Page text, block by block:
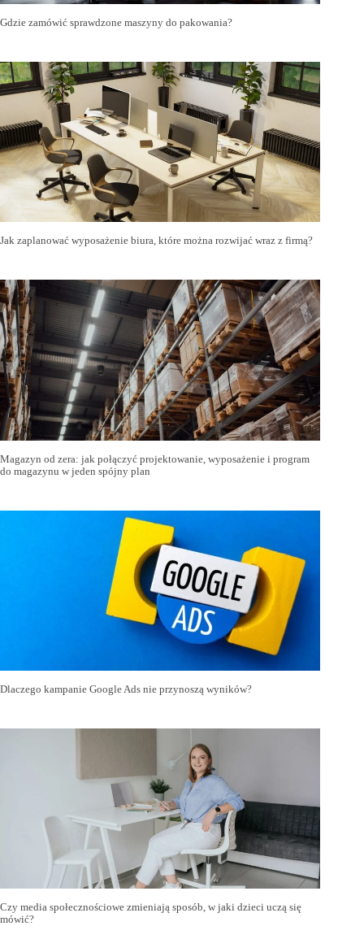
Gdzie zamówić sprawdzone maszyny do pakowania?
Jak zaplanować wyposażenie biura, które można rozwijać wraz z firmą?
Magazyn od zera: jak połączyć projektowanie, wyposażenie i program
do magazynu w jeden spójny plan
Dlaczego kampanie Google Ads nie przynoszą wyników?
Czy media społecznościowe zmieniają sposób, w jaki dzieci uczą się
mówić?